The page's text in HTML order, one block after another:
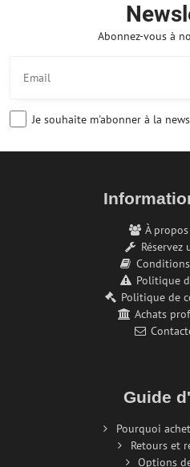
Abonnez-vous à
Je souhaite m'abonner à la
À
Réservez
Politique
Politique de
Achats
Guide
Pourquoi
Retours et
Options